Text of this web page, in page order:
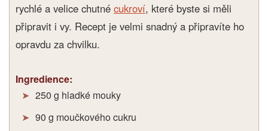
rychlé a velice chutné cukroví, které byste si měli
připravit i vy. Recept je velmi snadný a připravíte ho
opravdu za chvilku.
Ingredience:
250 g hladké mouky
90 g moučkového cukru